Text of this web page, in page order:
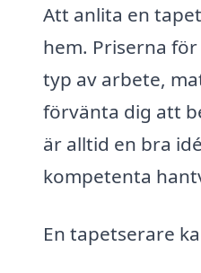
Att anlita en
hem. Priserna
typ av arbete,
förvänta dig att
är alltid en bra
kompetenta
En tapetserare